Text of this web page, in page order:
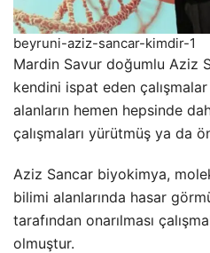
beyruni-aziz-sancar-kimdir-1
Mardin Savur doğumlu Aziz
kendini ispat eden
alanların hemen hepsinde
çalışmaları yürütmüş ya da
Aziz Sancar biyokimya,
bilimi alanlarında hasar
tarafından onarılması
olmuştur.